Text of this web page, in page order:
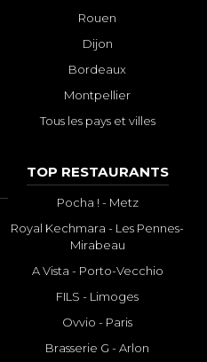
Rouen
Dijon
Bordeaux
Montpellier
Tous les pays et villes
TOP RESTAURANTS
Pocha ! - Metz
Royal Kechmara - Les Pennes-
Mirabeau
A Vista - Porto-Vecchio
FILS - Limoges
Ovvio - Paris
Brasserie G - Arlon